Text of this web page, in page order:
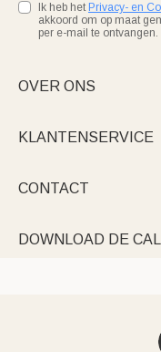
Ik heb het Privacy- en
akkoord om op maat
per e-mail te ontvangen.
OVER ONS
KLANTENSERVICE
CONTACT
DOWNLOAD DE